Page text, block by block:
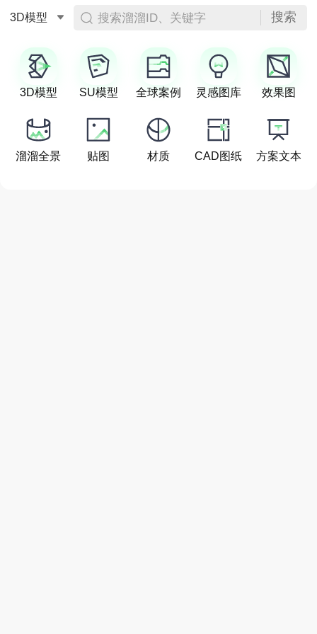
3D模型 搜索溜溜ID、关键字 搜索
3D模型 SU模型 全球案例 灵感图库 效果图
溜溜全景 贴图 材质 CAD图纸 方案文本